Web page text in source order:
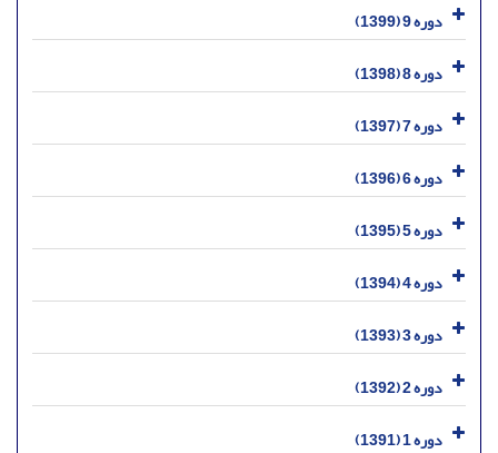
دوره 9 (1399)
دوره 8 (1398)
دوره 7 (1397)
دوره 6 (1396)
دوره 5 (1395)
دوره 4 (1394)
دوره 3 (1393)
دوره 2 (1392)
دوره 1 (1391)